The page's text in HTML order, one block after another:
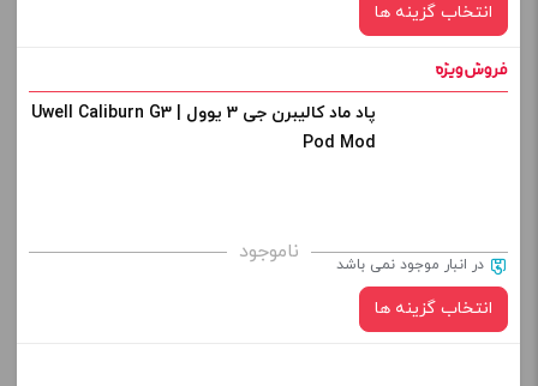
+
افزودن به سبد خرید
انتخاب گزینه ها
رنگ:
برای فعال شدن سبد خرید و نمایش قیمت ، گزینه های محصول را
از کادر بالا انتخاب کنید.
+
پاد ماد کالیبرن جی 3 یوول | Uwell Caliburn G3
Pod Mod
ناموجود در انبار موجود نمی باشد
انتخاب گزینه ها